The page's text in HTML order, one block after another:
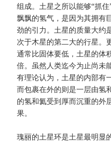
组成。土星之所以能够“抓
飘飘的氢气，是因为其拥有
劲的引力。土星的质量大约
次于木星的第二大的行星。
通常比固体要低，土星的体
倍。虽然人类迄今为止尚未
有理论认为，土星的内部有
而包裹在外的则是一层由氢
的氢和氦受到厚而沉重的外
果。
瑰丽的土星环是土星最明显